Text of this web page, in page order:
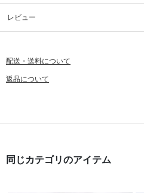
レビュー
配送・送料について
返品について
同じカテゴリのアイテム